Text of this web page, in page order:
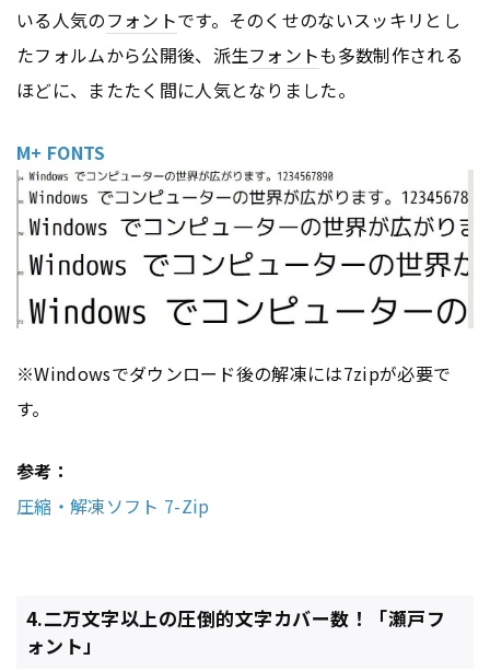
いる人気のフォントです。そのくせのないスッキリとし
たフォルムから公開後、派生フォントも多数制作される
ほどに、またたく間に人気となりました。
M+ FONTS
※Windowsでダウンロード後の解凍には7zipが必要で
す。
参考：
圧縮・解凍ソフト 7-Zip
4.二万文字以上の圧倒的文字カバー数！「瀬戸フ
ォント」